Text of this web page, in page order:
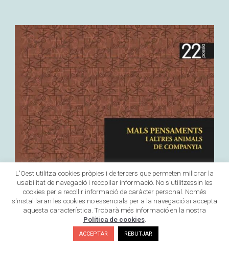
L'Oest utilitza cookies pròpies i de tercers que permeten millorar la
usabilitat de navegació i recopilar informació. No s'utilitzessin les
cookies per a recollir informació de caràcter personal. Només
s'instal·laran les cookies no essencials per a la navegació si accepta
aquesta característica. Trobarà més informació en la nostra
Política de cookies.
ACCEPTAR REBUTJAR